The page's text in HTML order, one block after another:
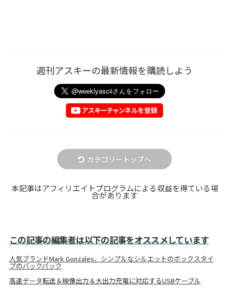
週刊アスキーの最新情報を購読しよう
カテゴリートップへ
本記事はアフィリエイトプログラムによる収益を得ている場
合があります
この記事の編集者は以下の記事をオススメしています
人気ブランドMark Gonzales、シンプルなシルエットのボックスタイ
プのバックパック
高速データ転送＆映像出力＆大出力充電に対応するUSBケーブル